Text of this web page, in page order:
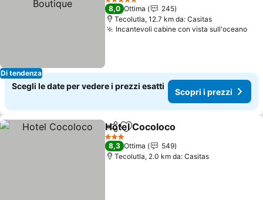
Di tendenza
5 Stelle
8,0 Ottima
245
Tecolutla, 12.7 km da: Casitas
Incantevoli cabine con vista sull'oceano
Scegli le date per vedere i prezzi esatti
Scopri i prezzi
CondividiAggiungi ai preferiti
Hotel Cocoloco
3 Stelle
8,3 Ottima
549
Tecolutla, 2.0 km da: Casitas